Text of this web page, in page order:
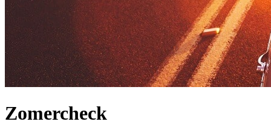
Zomercheck